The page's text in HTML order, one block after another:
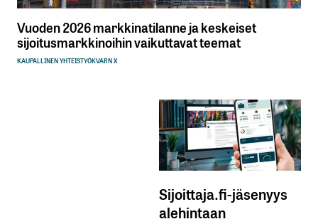
Vuoden 2026 markkinatilanne ja keskeiset
sijoitusmarkkinoihin vaikuttavat teemat
KAUPALLINEN YHTEISTYÖKVARN X
Sijoittaja.fi-jäsenyys
alehintaan